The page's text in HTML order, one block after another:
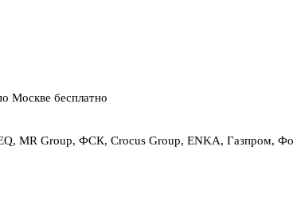
Москве бесплатно
MR Group, ФСК, Crocus Group, ENKA, Газпром,